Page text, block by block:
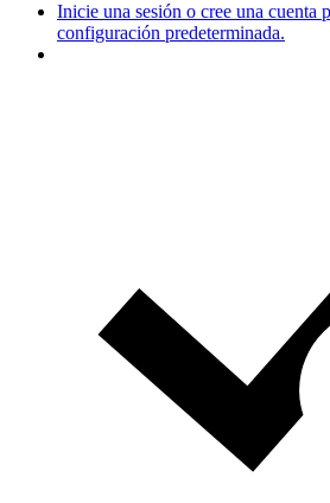
Inicie una sesión o cree una cuenta
configuración predeterminada.